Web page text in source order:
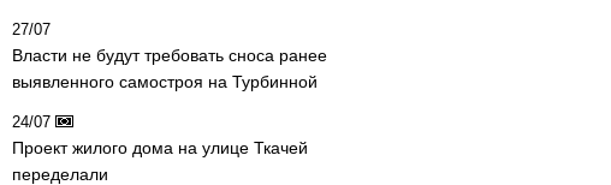
27/07
Власти не будут требовать сноса ранее
выявленного самостроя на Турбинной
24/07
Проект жилого дома на улице Ткачей
переделали